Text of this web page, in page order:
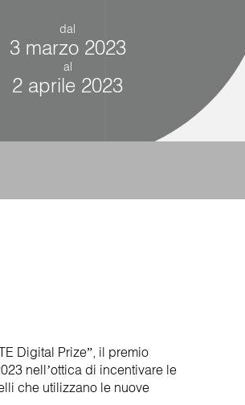
dal
3 marzo 2023
al
2 aprile 2023
Digital Prize”, il premio
nell’ottica di incentivare le
che utilizzano le nuove